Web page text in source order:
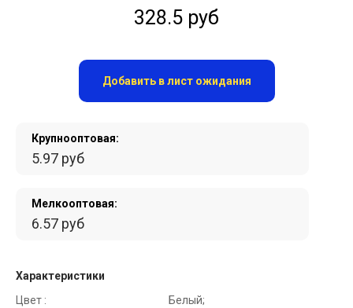
Крупнооптовая:
5.97 руб
Мелкооптовая:
6.57 руб
Характеристики
Цвет :
Белый;
328.5 руб
Добавить в лист ожидания